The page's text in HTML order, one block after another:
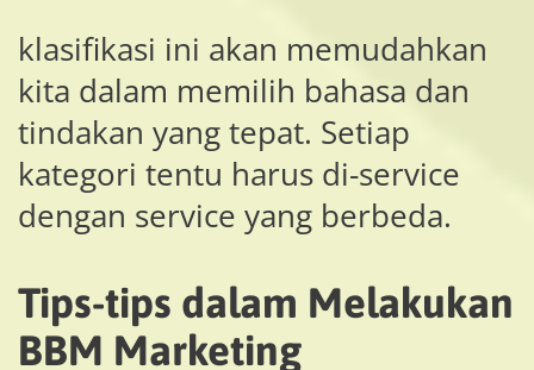
klasifikasi ini akan memudahkan
kita dalam memilih bahasa dan
tindakan yang tepat. Setiap
kategori tentu harus di-service
dengan service yang berbeda.
Tips-tips dalam Melakukan
BBM Marketing